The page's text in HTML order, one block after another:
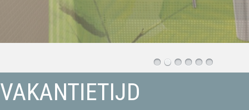
VAKANTIETIJD